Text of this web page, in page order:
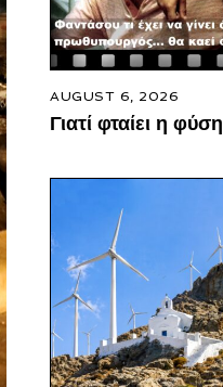
AUGUST 6, 2026
Γιατί φταίει η φύση